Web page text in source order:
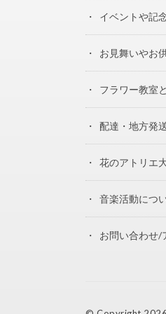
イベントや記
お見舞いやお
フラワー教室
配達・地方発
花のアトリエ
音楽活動につ
お問い合わせ/